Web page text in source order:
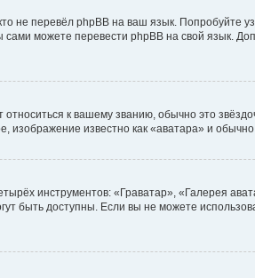
не перевёл phpBB на ваш язык. Попробуйте
сами можете перевести phpBB на свой язык.
к вашему званию, обычно это
известно как «аватара» и
инструментов: «Граватар», «Галерея
быть доступны. Если вы не можете